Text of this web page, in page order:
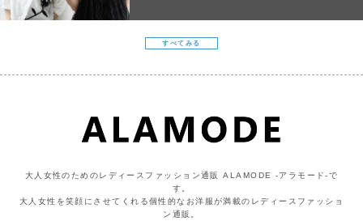
すべてみる
大人女性のためのレディースファッション通販 ALAMODE -アラモード-で
す。
大人女性を笑顔にさせてくれる個性的なお洋服が満載のレディースファッショ
ン通販。